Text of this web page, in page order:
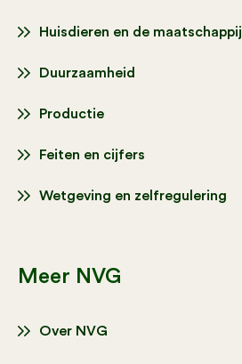
Huisdieren en de maatschappij
Duurzaamheid
Productie
Feiten en cijfers
Wetgeving en zelfregulering
Meer NVG
Over NVG